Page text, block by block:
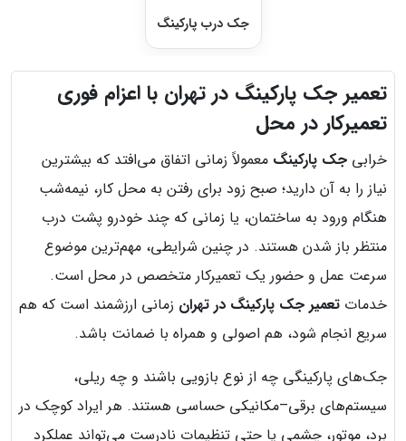
جک درب پارکینگ
تعمیر جک پارکینگ در تهران با اعزام فوری
تعمیرکار در محل
خرابی جک پارکینگ معمولاً زمانی اتفاق می‌افتد که بیشترین
نیاز را به آن دارید؛ صبح زود برای رفتن به محل کار، نیمه‌شب
هنگام ورود به ساختمان، یا زمانی که چند خودرو پشت درب
منتظر باز شدن هستند. در چنین شرایطی، مهم‌ترین موضوع
سرعت عمل و حضور یک تعمیرکار متخصص در محل است.
خدمات تعمیر جک پارکینگ در تهران زمانی ارزشمند است که هم
سریع انجام شود، هم اصولی و همراه با ضمانت باشد.
جک‌های پارکینگی چه از نوع بازویی باشند و چه ریلی،
سیستم‌های برقی–مکانیکی حساسی هستند. هر ایراد کوچک در
برد، موتور، چشمی یا حتی تنظیمات نادرست می‌تواند عملکرد